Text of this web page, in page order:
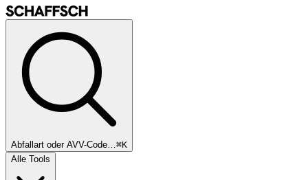
Abfallart oder AVV-Code…⌘K
Alle Tools